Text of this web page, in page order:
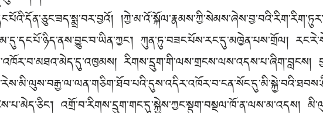
ཀུན་ཏུ་བཟང་པོས་རང་དུ་མཁྱེན་པས་གྲོལ།
རིགས་དྲུག་གི་ལས་གྲངས་ལས་འདས་པ་ཞིག་བླངས།
འགྲོ་བ་རིགས་དྲུག་གང་དུ་སྐྱེས་ཀྱང་སྡུག་བསྔལ་ཁོ་ན་ལས་མ་འདས།